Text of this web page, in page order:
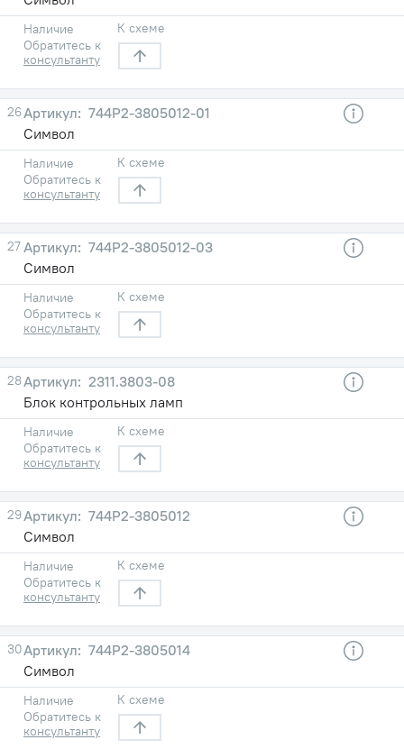
Наличие
Обратитесь к
консультанту
К схеме
26
744Р2-3805012-01
Символ
Наличие
Обратитесь к
консультанту
К схеме
27
744Р2-3805012-03
Символ
Наличие
Обратитесь к
консультанту
К схеме
28
2311.3803-08
Блок контрольных ламп
Наличие
Обратитесь к
консультанту
К схеме
29
744Р2-3805012
Символ
Наличие
Обратитесь к
консультанту
К схеме
30
744Р2-3805014
Символ
Наличие
Обратитесь к
консультанту
К схеме